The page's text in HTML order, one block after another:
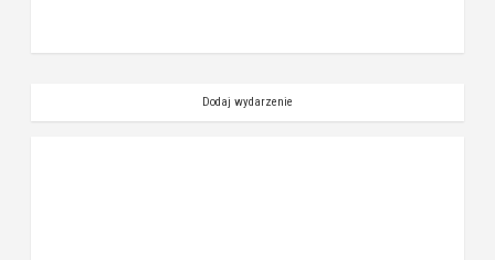
Dodaj wydarzenie